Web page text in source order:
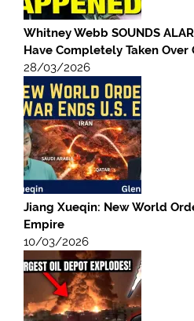
Whitney Webb SOUNDS
Have Completely Taken Over
28/03/2026
Jiang Xueqin: New World
Empire
10/03/2026